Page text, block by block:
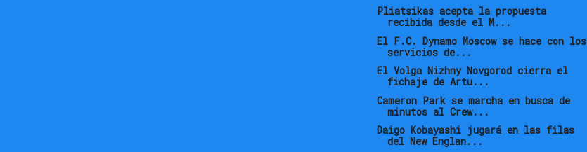
Pliatsikas acepta la propuesta
recibida desde el M...
El F.C. Dynamo Moscow se hace con los
servicios de...
El Volga Nizhny Novgorod cierra el
fichaje de Artu...
Cameron Park se marcha en busca de
minutos al Crew...
Daigo Kobayashi jugará en las filas
del New Englan...